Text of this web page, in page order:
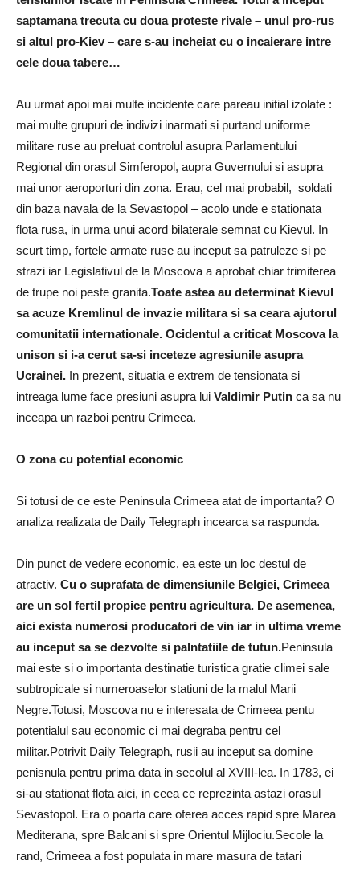
saptamana trecuta cu doua proteste rivale – unul pro-rus
si altul pro-Kiev – care s-au incheiat cu o incaierare intre
cele doua tabere…
Au urmat apoi mai multe incidente care pareau initial izolate :
mai multe grupuri de indivizi inarmati si purtand uniforme
militare ruse au preluat controlul asupra Parlamentului
Regional din orasul Simferopol, aupra Guvernului si asupra
mai unor aeroporturi din zona. Erau, cel mai probabil, soldati
din baza navala de la Sevastopol – acolo unde e stationata
flota rusa, in urma unui acord bilaterale semnat cu Kievul. In
scurt timp, fortele armate ruse au inceput sa patruleze si pe
strazi iar Legislativul de la Moscova a aprobat chiar trimiterea
de trupe noi peste granita.Toate astea au determinat Kievul
sa acuze Kremlinul de invazie militara si sa ceara ajutorul
comunitatii internationale. Ocidentul a criticat Moscova la
unison si i-a cerut sa-si inceteze agresiunile asupra
Ucrainei. In prezent, situatia e extrem de tensionata si
intreaga lume face presiuni asupra lui Valdimir Putin ca sa nu
inceapa un razboi pentru Crimeea.
O zona cu potential economic
Si totusi de ce este Peninsula Crimeea atat de importanta? O
analiza realizata de Daily Telegraph incearca sa raspunda.
Din punct de vedere economic, ea este un loc destul de
atractiv. Cu o suprafata de dimensiunile Belgiei, Crimeea
are un sol fertil propice pentru agricultura. De asemenea,
aici exista numerosi producatori de vin iar in ultima vreme
au inceput sa se dezvolte si palntatiile de tutun.Peninsula
mai este si o importanta destinatie turistica gratie climei sale
subtropicale si numeroaselor statiuni de la malul Marii
Negre.Totusi, Moscova nu e interesata de Crimeea pentu
potentialul sau economic ci mai degraba pentru cel
militar.Potrivit Daily Telegraph, rusii au inceput sa domine
penisnula pentru prima data in secolul al XVIII-lea. In 1783, ei
si-au stationat flota aici, in ceea ce reprezinta astazi orasul
Sevastopol. Era o poarta care oferea acces rapid spre Marea
Mediterana, spre Balcani si spre Orientul Mijlociu.Secole la
rand, Crimeea a fost populata in mare masura de tatari